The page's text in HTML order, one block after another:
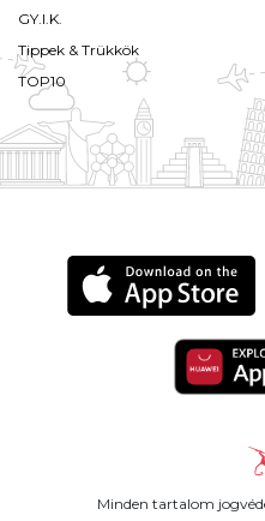
GY.I.K.
Tippek & Trükkök
TOP10
Minden tartalom